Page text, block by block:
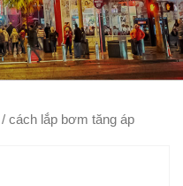
/ cách lắp bơm tăng áp